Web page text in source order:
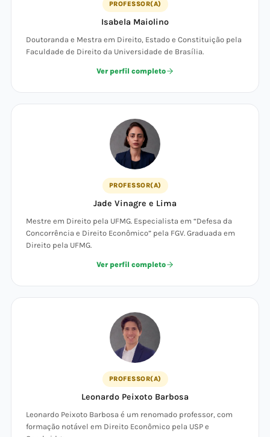
PROFESSOR(A)
Isabela Maiolino
Doutoranda e Mestra em Direito, Estado e Constituição pela
Faculdade de Direito da Universidade de Brasília.
Ver perfil completo
PROFESSOR(A)
Jade Vinagre e Lima
Mestre em Direito pela UFMG. Especialista em “Defesa da
Concorrência e Direito Econômico” pela FGV. Graduada em
Direito pela UFMG.
Ver perfil completo
PROFESSOR(A)
Leonardo Peixoto Barbosa
Leonardo Peixoto Barbosa é um renomado professor, com
formação notável em Direito Econômico pela USP e